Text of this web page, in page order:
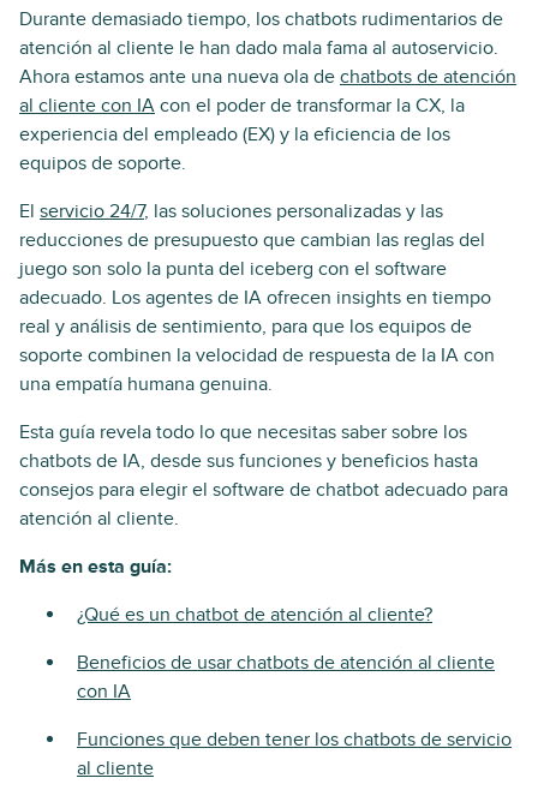
Durante demasiado tiempo, los chatbots rudimentarios de
atención al cliente le han dado mala fama al autoservicio.
Ahora estamos ante una nueva ola de chatbots de atención
al cliente con IA con el poder de transformar la CX, la
experiencia del empleado (EX) y la eficiencia de los
equipos de soporte.
El servicio 24/7, las soluciones personalizadas y las
reducciones de presupuesto que cambian las reglas del
juego son solo la punta del iceberg con el software
adecuado. Los agentes de IA ofrecen insights en tiempo
real y análisis de sentimiento, para que los equipos de
soporte combinen la velocidad de respuesta de la IA con
una empatía humana genuina.
Esta guía revela todo lo que necesitas saber sobre los
chatbots de IA, desde sus funciones y beneficios hasta
consejos para elegir el software de chatbot adecuado para
atención al cliente.
Más en esta guía:
¿Qué es un chatbot de atención al cliente?
Beneficios de usar chatbots de atención al cliente
con IA
Funciones que deben tener los chatbots de servicio
al cliente